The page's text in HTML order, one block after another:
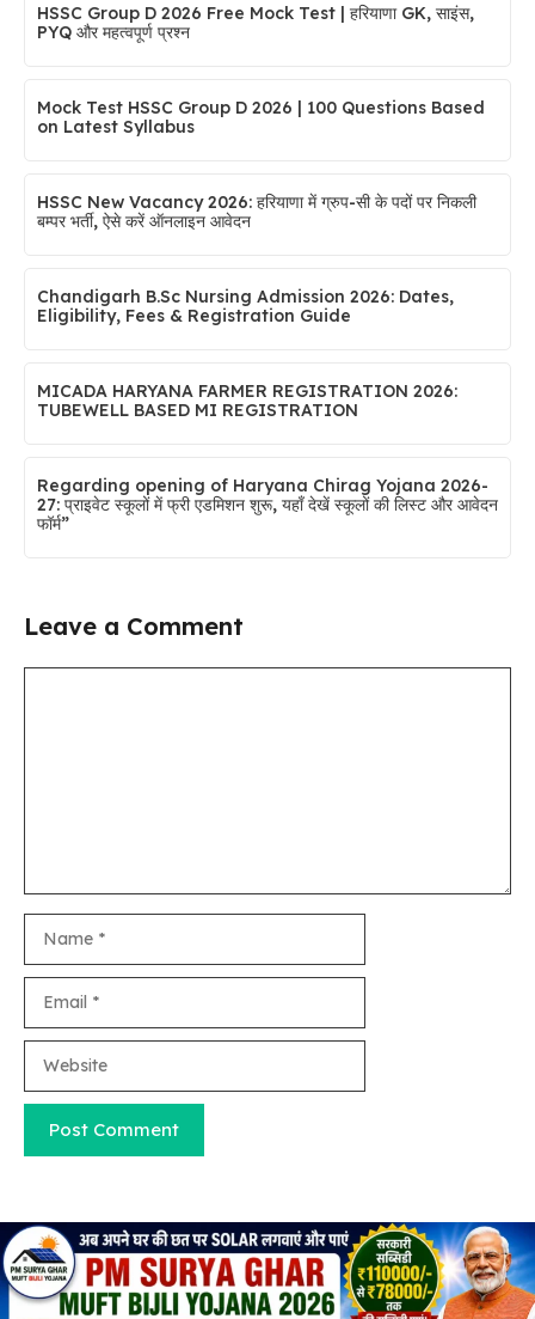
HSSC Group D 2026 Free Mock Test | हरियाणा GK, साइंस,
PYQ और महत्वपूर्ण प्रश्न
Mock Test HSSC Group D 2026 | 100 Questions Based
on Latest Syllabus
HSSC New Vacancy 2026: हरियाणा में ग्रुप-सी के पदों पर निकली
बम्पर भर्ती, ऐसे करें ऑनलाइन आवेदन
Chandigarh B.Sc Nursing Admission 2026: Dates,
Eligibility, Fees & Registration Guide
MICADA HARYANA FARMER REGISTRATION 2026:
TUBEWELL BASED MI REGISTRATION
Regarding opening of Haryana Chirag Yojana 2026-
27: प्राइवेट स्कूलों में फ्री एडमिशन शुरू, यहाँ देखें स्कूलों की लिस्ट और आवेदन
फॉर्म”
Leave a Comment